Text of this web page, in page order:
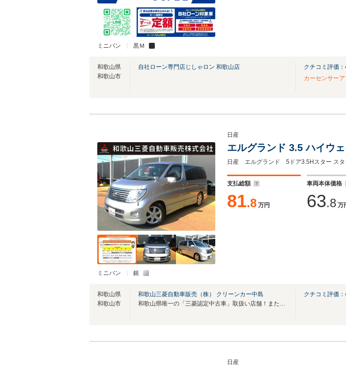
ミニバン 黒Ｍ
和歌山県
和歌山市
自社ローン専門店じしゃロン 和歌山店 クチコミ評価：
カーセンサー
ミニバン 銀
日産
エルグランド 3.5 ハイウ
日産 エルグランド 5ドア3.5Hスター スタ
支払総額
81.8 万円
車両本体価格
63.8 万
和歌山県
和歌山市
和歌山三菱自動車販売（株） クリーンカー中島
クチコミ評価：
日産